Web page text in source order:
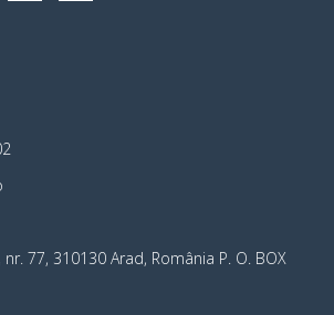
77, 310130 Arad, România P. O. BOX